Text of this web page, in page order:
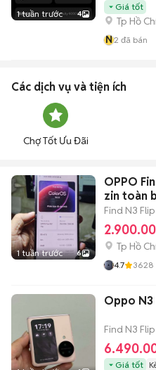
1 tuần trước 4
Giá tốt
Tp Hồ
N2 đã bán
Các dịch vụ và tiện ích
Chợ Tốt Ưu Đãi
1 tuần trước 6
OPPO
zin toàn
Find N3 Flip
Tp Hồ
4.7 3628
Oppo N3
Find N3 Flip
Giá tốt